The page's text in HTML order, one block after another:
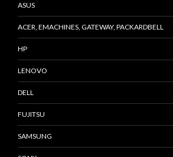
ASUS
ACER, EMACHINES, GATEWAY, PACKARDBELL
HP
LENOVO
DELL
FUJITSU
SAMSUNG